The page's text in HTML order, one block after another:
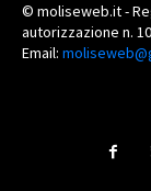
© moliseweb.it -
autorizzazione n.
Email: